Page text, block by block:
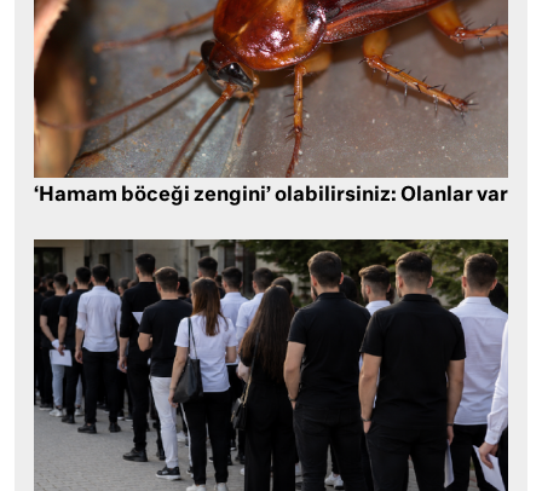
‘Hamam böceği zengini’ olabilirsiniz: Olanlar var